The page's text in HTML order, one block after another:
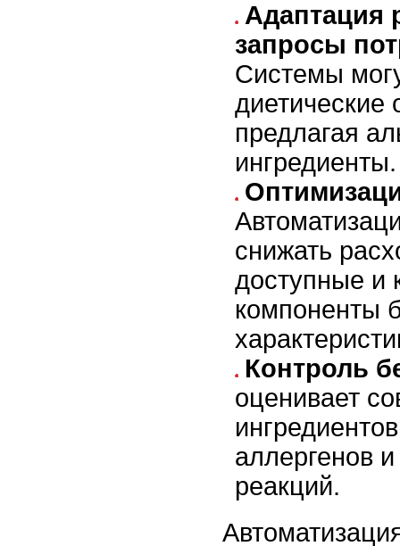
Адаптация
запросы
Системы
диетические
предлагая
ингредиенты.
снижать
доступные и
компоненты
Контроль
оценивает
аллергенов
реакций.